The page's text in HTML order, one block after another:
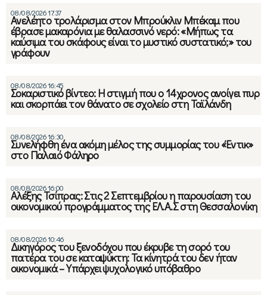
08/08/2026 17:37
Ανελέητο τρολάρισμα στον Μπρούκλιν Μπέκαμ που
έβρασε μακαρόνια με θαλασσινό νερό: «Μήπως τα
καύσιμα του σκάφους είναι το μυστικό συστατικό;» του
γράφουν
08/08/2026 16:45
Σοκαριστικό βίντεο: Η στιγμή που ο 14χρονος ανοίγει πυρ
και σκορπάει τον θάνατο σε σχολείο στη Ταϊλάνδη
08/08/2026 16:30
Συνελήφθη ένα ακόμη μέλος της συμμορίας του «Έντικ»
στο Παλαιό Φάληρο
08/08/2026 16:00
Αλέξης Τσίπρας: Στις 2 Σεπτεμβρίου η παρουσίαση του
οικονομικού προγράμματος της ΕΛ.Α.Σ στη Θεσσαλονίκη
08/08/2026 10:46
Δικηγόρος του ξενοδόχου που έκρυβε τη σορό του
πατέρα του σε καταψύκτη: Τα κίνητρά του δεν ήταν
οικονομικά – Υπάρχει ψυχολογικό υπόβαθρο